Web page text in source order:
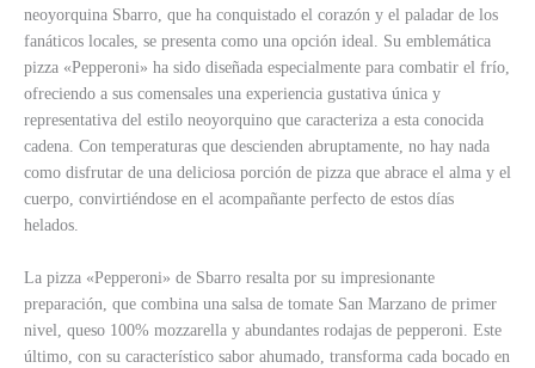
neoyorquina Sbarro, que ha conquistado el corazón y el paladar de los
fanáticos locales, se presenta como una opción ideal. Su emblemática
pizza «Pepperoni» ha sido diseñada especialmente para combatir el frío,
ofreciendo a sus comensales una experiencia gustativa única y
representativa del estilo neoyorquino que caracteriza a esta conocida
cadena. Con temperaturas que descienden abruptamente, no hay nada
como disfrutar de una deliciosa porción de pizza que abrace el alma y el
cuerpo, convirtiéndose en el acompañante perfecto de estos días
helados.
La pizza «Pepperoni» de Sbarro resalta por su impresionante
preparación, que combina una salsa de tomate San Marzano de primer
nivel, queso 100% mozzarella y abundantes rodajas de pepperoni. Este
último, con su característico sabor ahumado, transforma cada bocado en